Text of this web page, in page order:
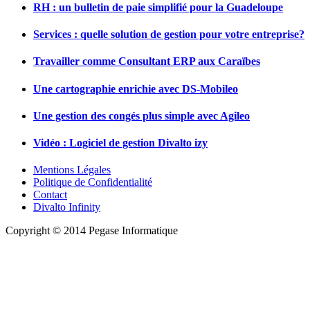
RH : un bulletin de paie simplifié pour la Guadeloupe
Services : quelle solution de gestion pour votre entreprise?
Travailler comme Consultant ERP aux Caraïbes
Une cartographie enrichie avec DS-Mobileo
Une gestion des congés plus simple avec Agileo
Vidéo : Logiciel de gestion Divalto izy
Mentions Légales
Politique de Confidentialité
Contact
Divalto Infinity
Copyright © 2014 Pegase Informatique